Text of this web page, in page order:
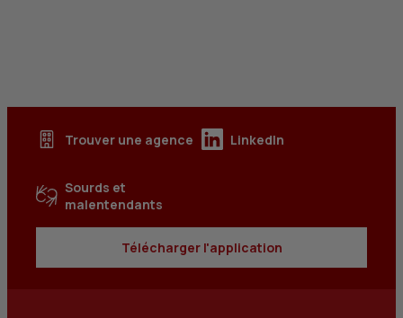
Trouver une agence LinkedIn
Sourds et
malentendants
Télécharger l'application